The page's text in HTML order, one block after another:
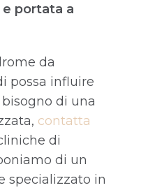
portata a
da
possa influire
di una
contatta
di
di un
specializzato in